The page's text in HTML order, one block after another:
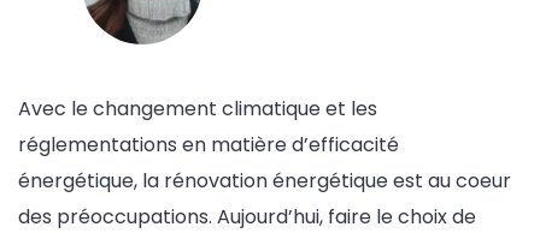
Avec le changement climatique et les
réglementations en matière d’efficacité
énergétique, la rénovation énergétique est au coeur
des préoccupations. Aujourd’hui, faire le choix de